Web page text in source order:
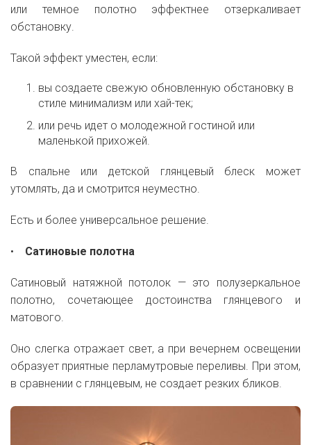
или темное полотно эффектнее отзеркаливает
обстановку.
Такой эффект уместен, если:
вы создаете свежую обновленную обстановку в
стиле минимализм или хай-тек;
или речь идет о молодежной гостиной или
маленькой прихожей.
В спальне или детской глянцевый блеск может
утомлять, да и смотрится неуместно.
Есть и более универсальное решение.
• Сатиновые полотна
Сатиновый натяжной потолок — это полузеркальное
полотно, сочетающее достоинства глянцевого и
матового.
Оно слегка отражает свет, а при вечернем освещении
образует приятные перламутровые переливы. При этом,
в сравнении с глянцевым, не создает резких бликов.